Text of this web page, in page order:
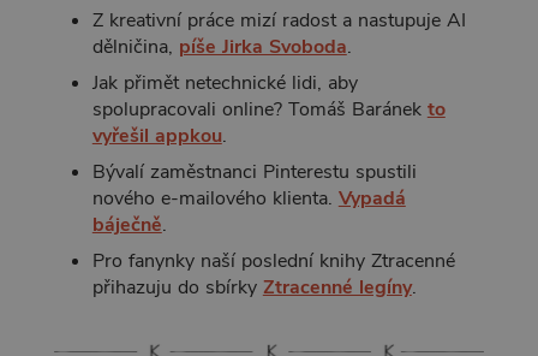
Z kreativní práce mizí radost a nastupuje AI
dělničina, píše Jirka Svoboda.
Jak přimět netechnické lidi, aby
spolupracovali online? Tomáš Baránek to
vyřešil appkou.
Bývalí zaměstnanci Pinterestu spustili
nového e-mailového klienta. Vypadá
báječně.
Pro fanynky naší poslední knihy Ztracenné
přihazuju do sbírky Ztracenné legíny.